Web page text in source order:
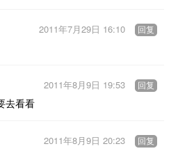
2011年7月29日 16:10 回复
去看看
2011年8月9日 19:53 回复
2011年8月9日 20:23 回复